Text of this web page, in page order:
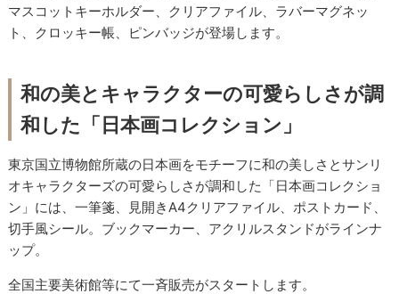
マスコットキーホルダー、クリアファイル、ラバーマグネッ
ト、クロッキー帳、ピンバッジが登場します。
和の美とキャラクターの可愛らしさが調
和した「日本画コレクション」
東京国立博物館所蔵の日本画をモチーフに和の美しさとサンリ
オキャラクターズの可愛らしさが調和した「日本画コレクショ
ン」には、一筆箋、見開きA4クリアファイル、ポストカード、
切手風シール。ブックマーカー、アクリルスタンドがラインナ
ップ。
全国主要美術館等にて一斉販売がスタートします。